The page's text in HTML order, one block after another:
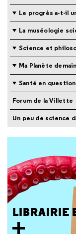
Le progrès a-t-il
La muséologie
Science et
Ma Planète
Santé en
Forum de la Villette
Un peu de science
LIBRAIRIE